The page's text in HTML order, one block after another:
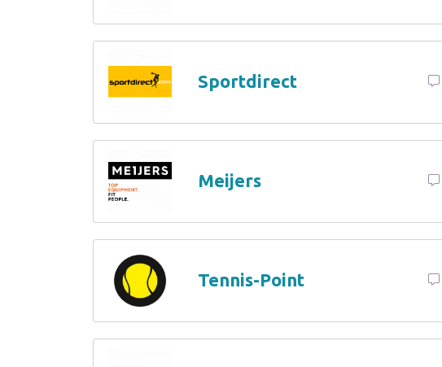
Sportdirect
Meijers
Tennis-Point